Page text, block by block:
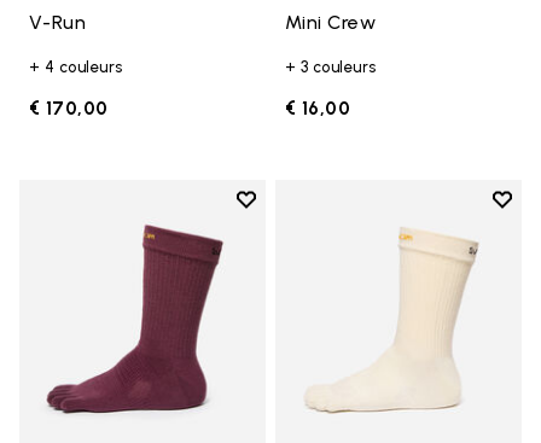
V-Run
+ 4 couleurs
€ 170,00
Mini Crew
+ 3 couleurs
€ 16,00
Add to wishlist
Add to wishlist Crew
Add